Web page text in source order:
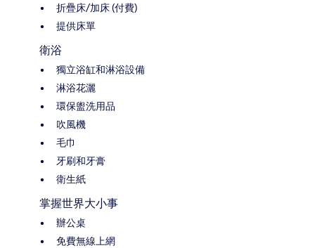
折疊床/加床 (付費)
提供床單
衛浴
獨立浴缸和淋浴設備
淋浴花灑
環保盥洗用品
吹風機
毛巾
牙刷和牙膏
衛生紙
掌握世界大小事
辦公桌
免費無線上網